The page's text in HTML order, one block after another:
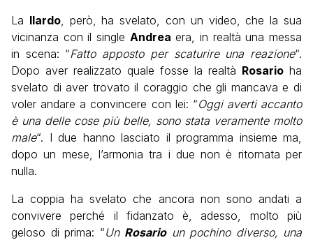
La Ilardo, però, ha svelato, con un video, che la sua
vicinanza con il single Andrea era, in realtà una messa
in scena: “Fatto apposto per scaturire una reazione“.
Dopo aver realizzato quale fosse la realtà Rosario ha
svelato di aver trovato il coraggio che gli mancava e di
voler andare a convincere con lei: “Oggi averti accanto
è una delle cose più belle, sono stata veramente molto
male“. I due hanno lasciato il programma insieme ma,
dopo un mese, l’armonia tra i due non è ritornata per
nulla.
La coppia ha svelato che ancora non sono andati a
convivere perché il fidanzato è, adesso, molto più
geloso di prima: “Un Rosarioun pochino diverso, una